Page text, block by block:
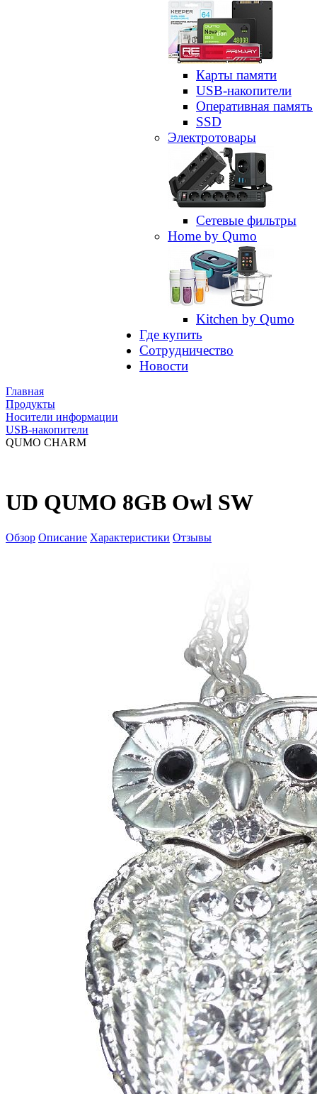
Карты памяти
USB-накопители
Оперативная память
SSD
Электротовары
Сетевые фильтры
Home by Qumo
Kitchen by Qumo
Где купить
Сотрудничество
Новости
Главная
Продукты
Носители информации
USB-накопители
QUMO CHARM
UD QUMO 8GB Owl SW
Обзор Описание Характеристики Отзывы